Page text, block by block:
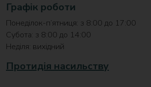
Графік роботи
Понеділок-п’ятниця: з 8:00 до 17:00
Субота: з 8:00 до 14:00
Неділя: вихідний
Протидія насильству